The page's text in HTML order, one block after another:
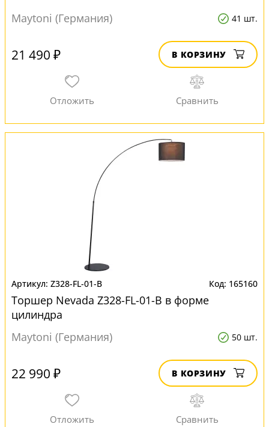
Maytoni (Германия) 41 шт.
21 490 ₽ В КОРЗИНУ
Z328-FL-01-B 165160
Торшер Nevada Z328-FL-01-B в форме
цилиндра
Maytoni (Германия)
50 шт.
22 990 ₽ В КОРЗИНУ